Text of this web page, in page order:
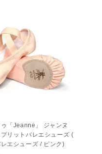
「Jeanne」 ジャンヌ
リットバレエシューズ (
エシューズ / ピンク)